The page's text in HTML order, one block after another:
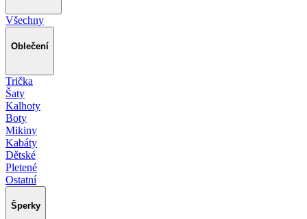
Všechny
Oblečení
Trička
Šaty
Kalhoty
Boty
Mikiny
Kabáty
Dětské
Pletené
Ostatní
Šperky